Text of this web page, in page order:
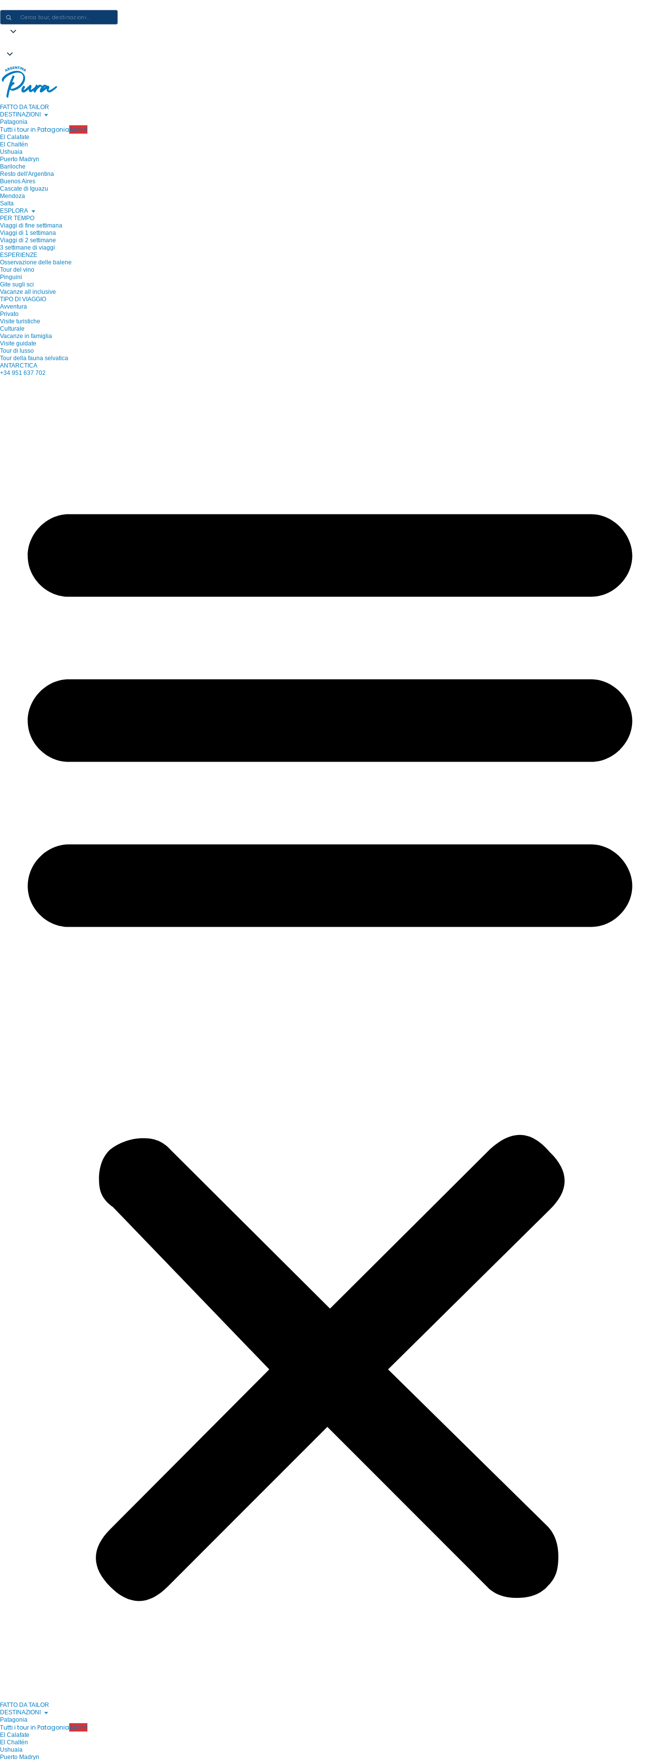
FATTO DA TAILOR
DESTINAZIONI
Patagonia
Tutti i tour in PatagoniaAprire!
El Calafate
El Chaltén
Ushuaia
Puerto Madryn
Bariloche
Resto dell'Argentina
Buenos Aires
Cascate di Iguazu
Mendoza
Salta
ESPLORA
PER TEMPO
Viaggi di fine settimana
Viaggi di 1 settimana
Viaggi di 2 settimane
3 settimane di viaggi
ESPERIENZE
Osservazione delle balene
Tour del vino
Pinguini
Gite sugli sci
Vacanze all inclusive
TIPO DI VIAGGIO
Avventura
Privato
Visite turistiche
Culturale
Vacanze in famiglia
Visite guidate
Tour di lusso
Tour della fauna selvatica
ANTARCTICA
+34 951 637 702
FATTO DA TAILOR
DESTINAZIONI
Patagonia
Tutti i tour in PatagoniaAprire!
El Calafate
El Chaltén
Ushuaia
Puerto Madryn